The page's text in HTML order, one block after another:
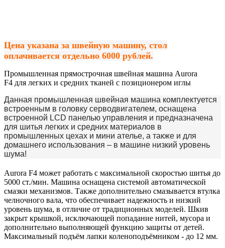
Цена указана за швейную машину, стол
оплачивается отдельно 6000 рублей.
Промышленная прямострочная швейная машина Aurora
F4 для легких и средних тканей с позиционером иглы
Данная промышленная швейная машина комплектуется
встроенным в головку серводвигателем, оснащена
встроенной LCD панелью управления и предназначена
для шитья легких и средних материалов в
промышленных цехах и мини ателье, а также и для
домашнего использования – в машине низкий уровень
шума!
Aurora F4 может работать с максимальной скоростью шитья до
5000 ст./мин. Машина оснащена системой автоматической
смазки механизмов. Также дополнительно смазывается втулка
челночного вала, что обеспечивает надежность и низкий
уровень шума, в отличие от традиционных моделей. Шкив
закрыт крышкой, исключающей попадание нитей, мусора и
дополнительно выполняющей функцию защиты от детей.
Максимальный подъём лапки коленоподъёмником - до 12 мм.